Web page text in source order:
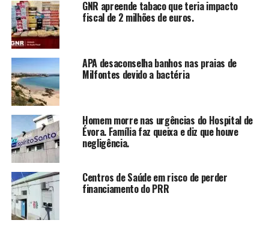
GNR apreende tabaco que teria impacto
fiscal de 2 milhões de euros.
APA desaconselha banhos nas praias de
Milfontes devido a bactéria
Homem morre nas urgências do Hospital de
Évora. Família faz queixa e diz que houve
negligência.
Centros de Saúde em risco de perder
financiamento do PRR